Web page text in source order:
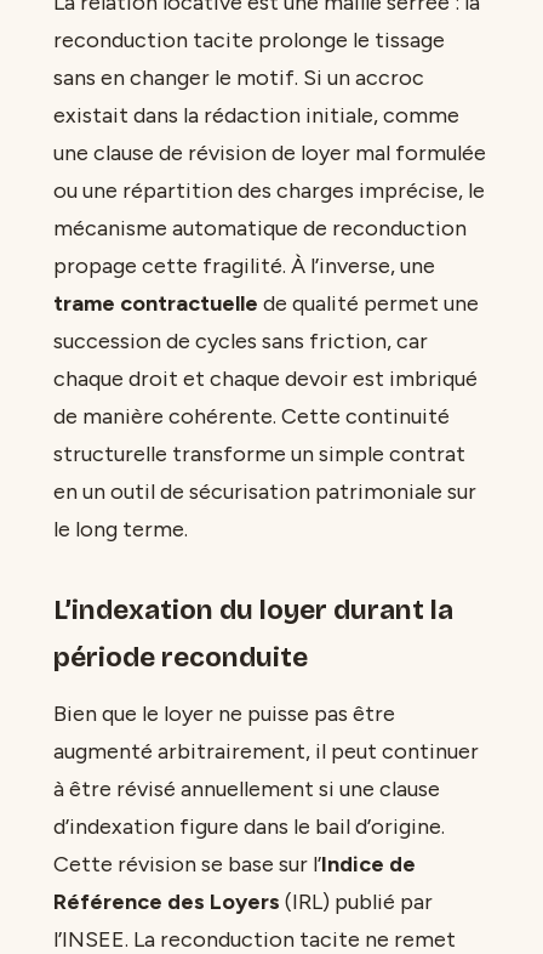
reconduction tacite prolonge le tissage
sans en changer le motif. Si un accroc
existait dans la rédaction initiale, comme
une clause de révision de loyer mal formulée
ou une répartition des charges imprécise, le
mécanisme automatique de reconduction
propage cette fragilité. À l’inverse, une
trame contractuelle de qualité permet une
succession de cycles sans friction, car
chaque droit et chaque devoir est imbriqué
de manière cohérente. Cette continuité
structurelle transforme un simple contrat
en un outil de sécurisation patrimoniale sur
le long terme.
L’indexation du loyer durant la
période reconduite
Bien que le loyer ne puisse pas être
augmenté arbitrairement, il peut continuer
à être révisé annuellement si une clause
d’indexation figure dans le bail d’origine.
Cette révision se base sur l’Indice de
Référence des Loyers (IRL) publié par
l’INSEE. La reconduction tacite ne remet